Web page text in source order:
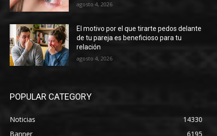
agosto 4, 2026
El motivo por el que tirarte pedos delante
de tu pareja es beneficioso para tu
relación
agosto 4, 2026
POPULAR CATEGORY
Noticias
14330
Banner
6195